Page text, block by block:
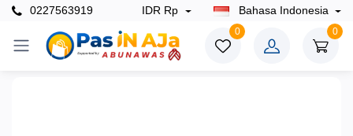
0227563919 IDR Rp Bahasa Indonesia
0 0
Kategori